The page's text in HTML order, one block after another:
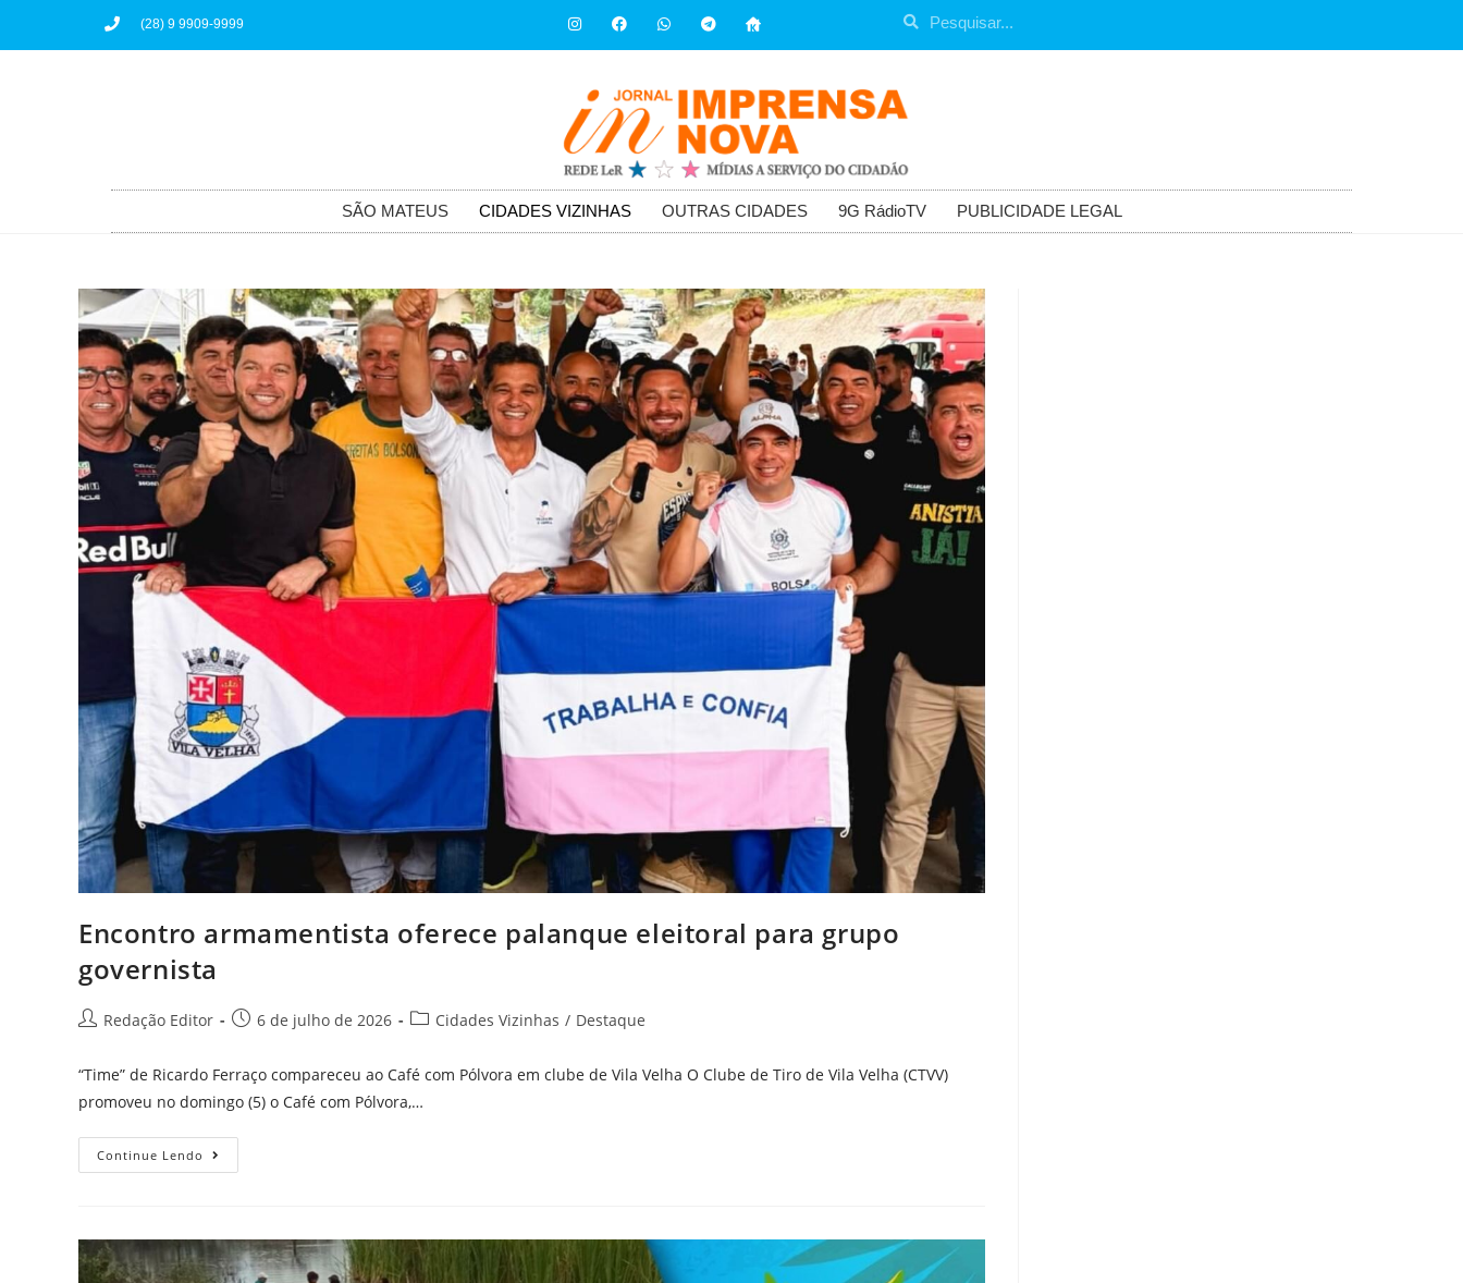
(28) 9 9909-9999
SÃO MATEUS CIDADES VIZINHAS OUTRAS CIDADES 9G RádioTV PUBLICIDADE LEGAL
Encontro armamentista oferece palanque eleitoral para grupo
governista
Redação Editor 6 de julho de 2026 Cidades Vizinhas / Destaque
“Time” de Ricardo Ferraço compareceu ao Café com Pólvora em clube de Vila Velha O Clube de Tiro de Vila Velha (CTVV)
promoveu no domingo (5) o Café com Pólvora,…
Continue Lendo